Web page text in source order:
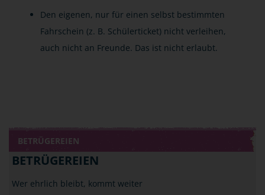
Den eigenen, nur für einen selbst bestimmten
Fahrschein (z. B. Schülerticket) nicht verleihen,
auch nicht an Freunde. Das ist nicht erlaubt.
BETRÜGEREIEN
BETRÜGEREIEN
Wer ehrlich bleibt, kommt weiter